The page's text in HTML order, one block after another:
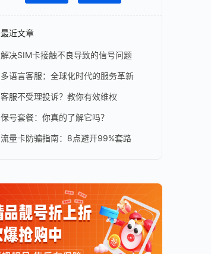
最近文章
解决SIM卡接触不良导致的信号问题
多语言客服：全球化时代的服务革新
客服不受理投诉？教你有效维权
保号套餐：你真的了解它吗？
流量卡防骗指南：8点避开99%套路